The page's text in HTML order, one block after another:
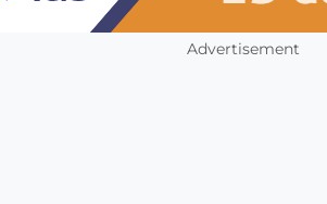
Advertisement